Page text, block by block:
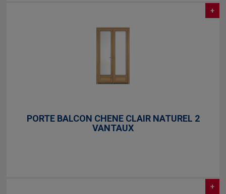
+
PORTE BALCON CHENE CLAIR NATUREL 2
VANTAUX
+